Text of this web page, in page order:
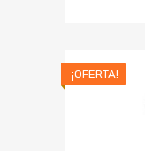
¡OFERTA!